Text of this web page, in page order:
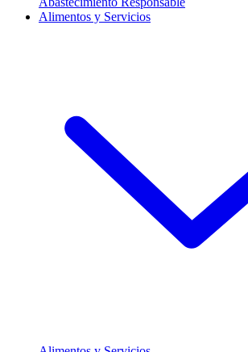
Alimentos y Servicios